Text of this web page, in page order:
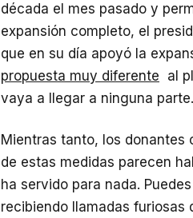
década el mes pasado y
expansión completo, el
que en su día apoyó la
propuesta muy diferente al
vaya a llegar a ninguna parte.
Mientras tanto, los donantes
de estas medidas parecen
ha servido para nada.
recibiendo llamadas furiosas